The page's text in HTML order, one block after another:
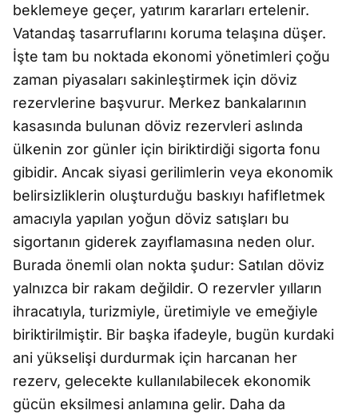
beklemeye geçer, yatırım kararları ertelenir.
Vatandaş tasarruflarını koruma telaşına düşer.
İşte tam bu noktada ekonomi yönetimleri çoğu
zaman piyasaları sakinleştirmek için döviz
rezervlerine başvurur. Merkez bankalarının
kasasında bulunan döviz rezervleri aslında
ülkenin zor günler için biriktirdiği sigorta fonu
gibidir. Ancak siyasi gerilimlerin veya ekonomik
belirsizliklerin oluşturduğu baskıyı hafifletmek
amacıyla yapılan yoğun döviz satışları bu
sigortanın giderek zayıflamasına neden olur.
Burada önemli olan nokta şudur: Satılan döviz
yalnızca bir rakam değildir. O rezervler yılların
ihracatıyla, turizmiyle, üretimiyle ve emeğiyle
biriktirilmiştir. Bir başka ifadeyle, bugün kurdaki
ani yükselişi durdurmak için harcanan her
rezerv, gelecekte kullanılabilecek ekonomik
gücün eksilmesi anlamına gelir. Daha da